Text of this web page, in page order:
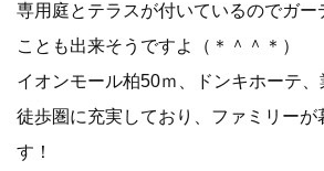
専用庭とテラスが付いているのでガー
ことも出来そうですよ（＊＾＾＊）
イオンモール柏50ｍ、ドンキホーテ
徒歩圏に充実しており、ファミリーが
す！